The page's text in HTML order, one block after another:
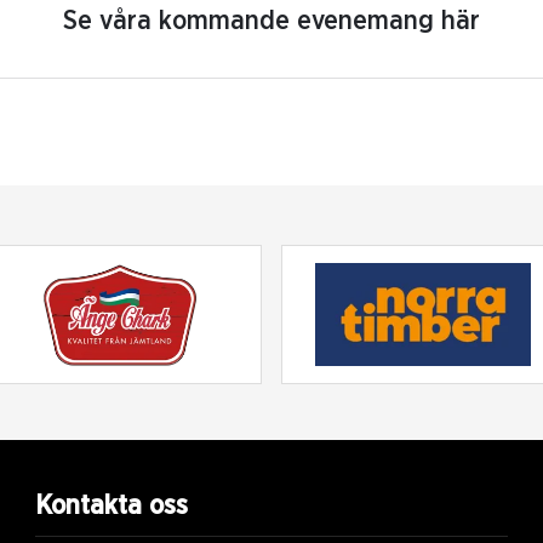
Se våra kommande evenemang här
Kontakta oss